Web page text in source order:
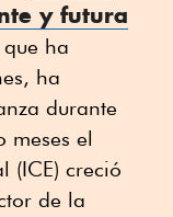
y futura
que ha
ha
durante
meses el
(ICE) creció
de la